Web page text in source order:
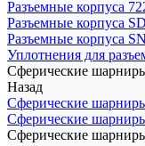
Разъемные корпуса
Разъемные корпуса SD
Разъемные корпуса
Уплотнения для
Сферические
Назад
Сферические
Сферические
Сферические